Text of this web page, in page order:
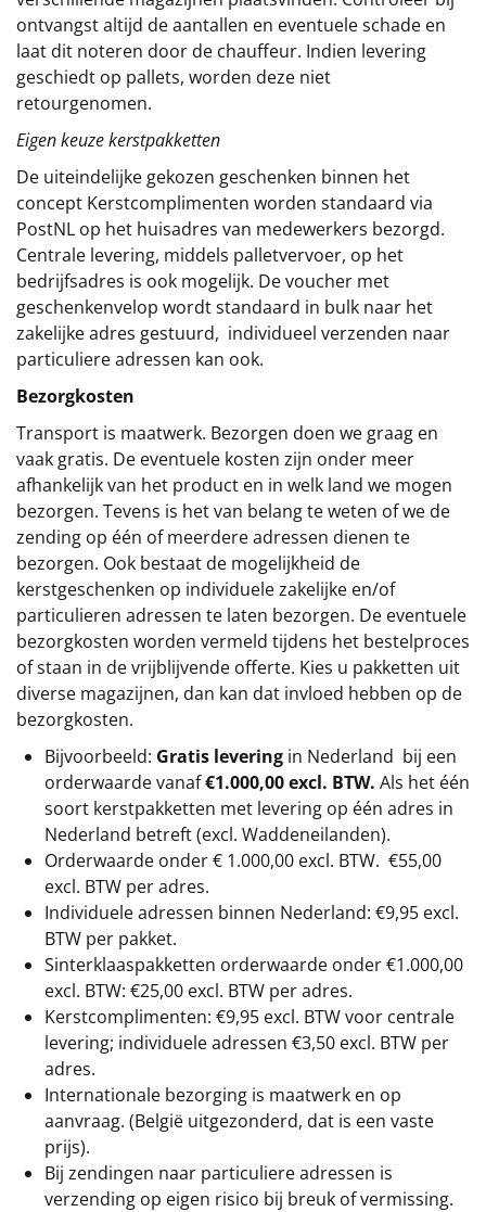
ontvangst altijd de aantallen en eventuele schade en
laat dit noteren door de chauffeur. Indien levering
geschiedt op pallets, worden deze niet
retourgenomen.
Eigen keuze kerstpakketten
De uiteindelijke gekozen geschenken binnen het
concept Kerstcomplimenten worden standaard via
PostNL op het huisadres van medewerkers bezorgd.
Centrale levering, middels palletvervoer, op het
bedrijfsadres is ook mogelijk. De voucher met
geschenkenvelop wordt standaard in bulk naar het
zakelijke adres gestuurd, individueel verzenden naar
particuliere adressen kan ook.
Bezorgkosten
Transport is maatwerk. Bezorgen doen we graag en
vaak gratis. De eventuele kosten zijn onder meer
afhankelijk van het product en in welk land we mogen
bezorgen. Tevens is het van belang te weten of we de
zending op één of meerdere adressen dienen te
bezorgen. Ook bestaat de mogelijkheid de
kerstgeschenken op individuele zakelijke en/of
particulieren adressen te laten bezorgen. De eventuele
bezorgkosten worden vermeld tijdens het bestelproces
of staan in de vrijblijvende offerte. Kies u pakketten uit
diverse magazijnen, dan kan dat invloed hebben op de
bezorgkosten.
Bijvoorbeeld: Gratis levering in Nederland bij een
orderwaarde vanaf€1.000,00 excl. BTW. Als het één
soort kerstpakketten met levering op één adres in
Nederland betreft (excl. Waddeneilanden).
Orderwaarde onder € 1.000,00 excl. BTW. €55,00
excl. BTW per adres.
Individuele adressen binnen Nederland: €9,95 excl.
BTW per pakket.
Sinterklaaspakketten orderwaarde onder €1.000,00
excl. BTW: €25,00 excl. BTW per adres.
Kerstcomplimenten: €9,95 excl. BTW voor centrale
levering; individuele adressen €3,50 excl. BTW per
adres.
Internationale bezorging is maatwerk en op
aanvraag. (België uitgezonderd, dat is een vaste
prijs).
Bij zendingen naar particuliere adressen is
verzending op eigen risico bij breuk of vermissing.